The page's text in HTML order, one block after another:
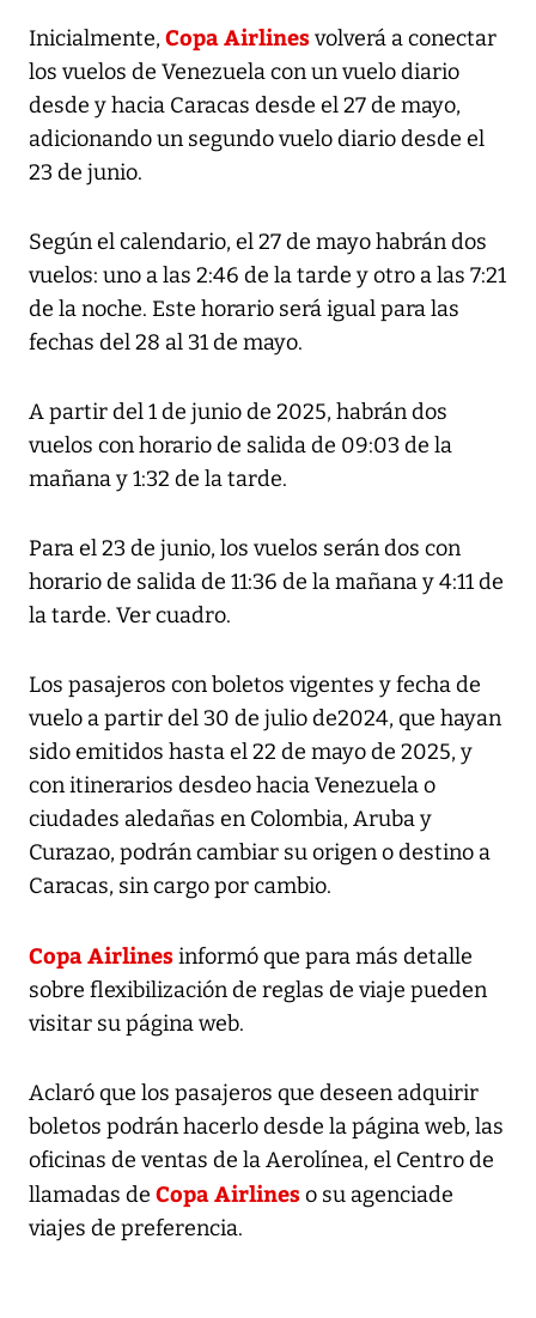
Inicialmente, Copa Airlinesvolverá a conectar
los vuelos de Venezuela con un vuelo diario
desde y hacia Caracas desde el 27 de mayo,
adicionando un segundo vuelo diario desde el
23 de junio.
Según el calendario, el 27 de mayo habrán dos
vuelos: uno a las 2:46 de la tarde y otro a las 7:21
de la noche. Este horario será igual para las
fechas del 28 al 31 de mayo.
A partir del 1 de junio de 2025, habrán dos
vuelos con horario de salida de 09:03 de la
mañana y 1:32 de la tarde.
Para el 23 de junio, los vuelos serán dos con
horario de salida de 11:36 de la mañana y 4:11 de
la tarde. Ver cuadro.
Los pasajeros con boletos vigentes y fecha de
vuelo a partir del 30 de julio de2024, que hayan
sido emitidos hasta el 22 de mayo de 2025, y
con itinerarios desdeo hacia Venezuela o
ciudades aledañas en Colombia, Aruba y
Curazao, podrán cambiar su origen o destino a
Caracas, sin cargo por cambio.
Copa Airlinesinformó que para más detalle
sobre flexibilización de reglas de viaje pueden
visitar su página web.
Aclaró que los pasajeros que deseen adquirir
boletos podrán hacerlo desde la página web, las
oficinas de ventas de la Aerolínea, el Centro de
llamadas de Copa Airlineso su agenciade
viajes de preferencia.